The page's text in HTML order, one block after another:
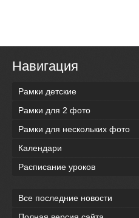
Навигация
Рамки детские
Рамки для 2 фото
Рамки для нескольких фото
Календари
Расписание уроков
Все последние новости